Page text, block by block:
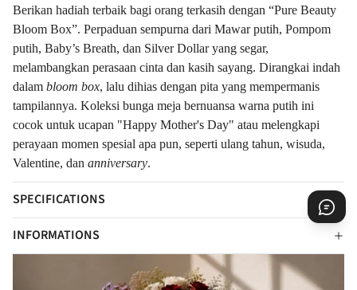
Berikan hadiah terbaik bagi orang terkasih dengan “Pure Beauty
Bloom Box”. Perpaduan sempurna dari Mawar putih, Pompom
putih, Baby’s Breath, dan Silver Dollar yang segar,
melambangkan perasaan cinta dan kasih sayang. Dirangkai indah
dalam bloom box, lalu dihias dengan pita yang mempermanis
tampilannya. Koleksi bunga meja bernuansa warna putih ini
cocok untuk ucapan "Happy Mother's Day" atau melengkapi
perayaan momen spesial apa pun, seperti ulang tahun, wisuda,
Valentine, dan anniversary.
SPECIFICATIONS
INFORMATIONS